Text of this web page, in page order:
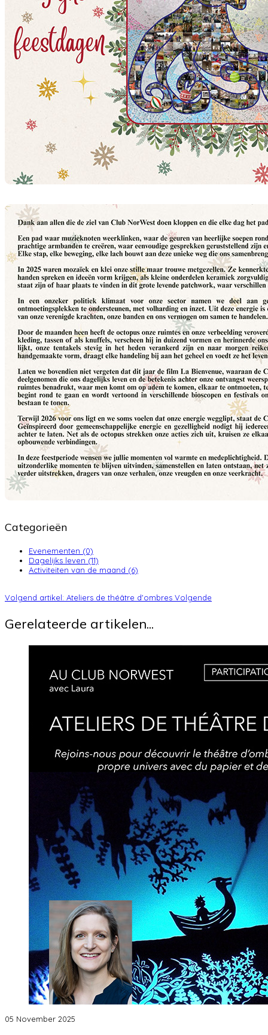
Categorieën
Evenementen (0)
Dagelijks leven (11)
Activiteiten van de maand (6)
Volgend artikel: Ateliers de théâtre d'ombres Volgende
Gerelateerde artikelen...
05 November 2025